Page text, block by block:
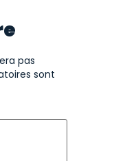
pas
sont